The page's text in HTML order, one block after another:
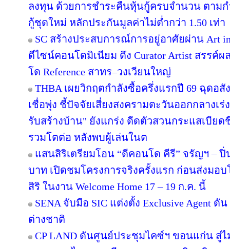
ลงทุน ด้วยการชำระคืนหุ้นกู้ครบจำนวน ตาม
กู้ชุดใหม่ หลักประกันมูลค่าไม่ต่ำกว่า 1.50 เท่า
SC สร้างประสบการณ์การอยู่อาศัยผ่าน Art
ดีไซน์คอนโดมิเนียม ดึง Curator Artist สรรค์
โด Reference สาทร–วงเวียนใหญ่
THBA เผยวิกฤตกำลังซื้อครึ่งแรกปี 69 ฉุดอ
เชื่อพุ่ง ชี้ปัจจัยเสี่ยงสงครามตะวันออกกลางเ
รับสร้างบ้าน" ยังแกร่ง ดีดตัวสวนกระแสเบีย
รวมโตต่อ หลังพบผู้เล่นในต
แสนสิริเตรียมโอน “ดีคอนโด คีรี” จรัญฯ – ปิ่
บาท เปิดชมโครงการจริงครั้งแรก ก่อนส่งม
สิริ ในงาน Welcome Home 17 – 19 ก.ค. นี้
SENA จับมือ SIC แต่งตั้ง Exclusive Agent ดั
ต่างชาติ
CP LAND ดันศูนย์ประชุมไคซ์ฯ ขอนแก่น สู่